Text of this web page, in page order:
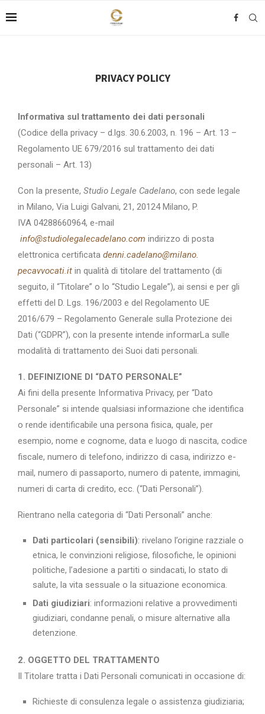
PRIVACY POLICY
Informativa sul trattamento dei dati personali
(Codice della privacy – d.lgs. 30.6.2003, n. 196 – Art. 13 –
Regolamento UE 679/2016 sul trattamento dei dati
personali – Art. 13)
Con la presente, Studio Legale Cadelano, con sede legale
in Milano, Via Luigi Galvani, 21, 20124 Milano, P.
IVA 04288660964, e-mail
info@studiolegalecadelano.com indirizzo di posta
elettronica certificata denni.cadelano@milano.
pecavvocati.it in qualità di titolare del trattamento (di
seguito, il “Titolare” o lo “Studio Legale”), ai sensi e per gli
effetti del D. Lgs. 196/2003 e del Regolamento UE
2016/679 – Regolamento Generale sulla Protezione dei
Dati (“GDPR”), con la presente intende informarLa sulle
modalità di trattamento dei Suoi dati personali.
1. DEFINIZIONE DI “DATO PERSONALE”
Ai fini della presente Informativa Privacy, per “Dato
Personale” si intende qualsiasi informazione che identifica
o rende identificabile una persona fisica, quale, per
esempio, nome e cognome, data e luogo di nascita, codice
fiscale, numero di telefono, indirizzo di casa, indirizzo e-
mail, numero di passaporto, numero di patente, immagini,
numeri di carta di credito, ecc. (“Dati Personali”).
Rientrano nella categoria di “Dati Personali” anche:
Dati particolari (sensibili): rivelano l’origine razziale o
etnica, le convinzioni religiose, filosofiche, le opinioni
politiche, l’adesione a partiti o sindacati, lo stato di
salute, la vita sessuale o la situazione economica.
Dati giudiziari: informazioni relative a provvedimenti
giudiziari, condanne penali, o misure alternative alla
detenzione.
2. OGGETTO DEL TRATTAMENTO
Il Titolare tratta i Dati Personali comunicati in occasione di:
Richieste di consulenza legale o assistenza giudiziaria;